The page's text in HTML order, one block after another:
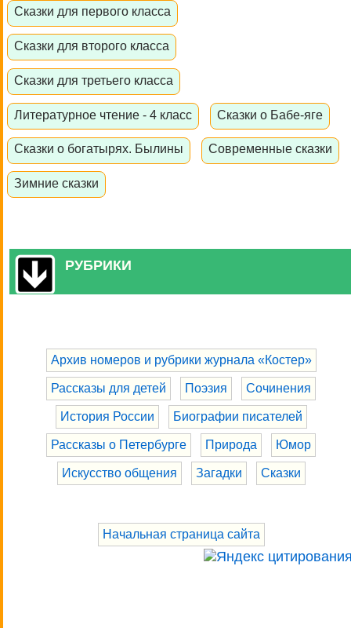
Сказки для первого класса
Сказки для второго класса
Сказки для третьего класса
Литературное чтение - 4 класс Сказки о Бабе-яге
Сказки о богатырях. Былины Современные сказки
Зимние сказки
РУБРИКИ
Архив номеров и рубрики журнала «Костер»
Рассказы для детей Поэзия Сочинения
История России Биографии писателей
Рассказы о Петербурге Природа Юмор
Искусство общения Загадки Сказки
Начальная страница сайта